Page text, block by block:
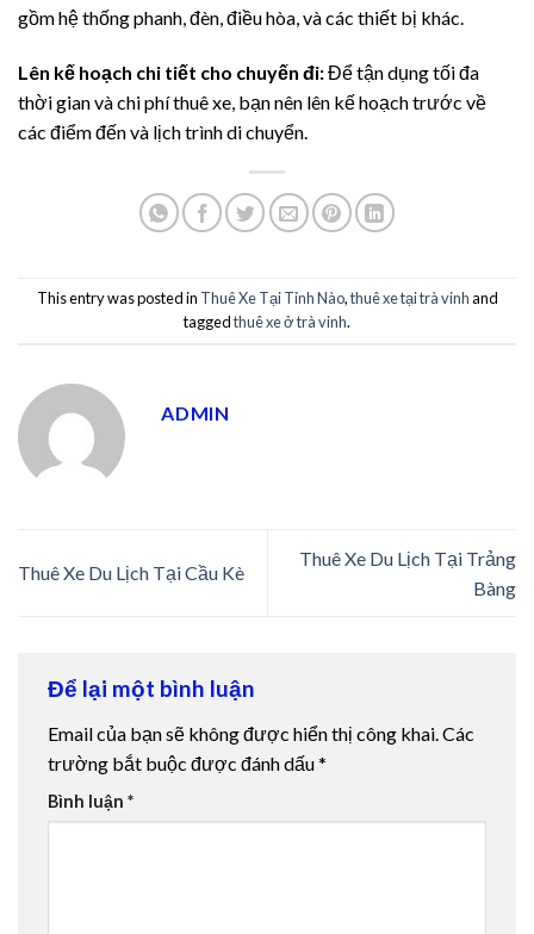
gồm hệ thống phanh, đèn, điều hòa, và các thiết bị khác.
Lên kế hoạch chi tiết cho chuyến đi:Để tận dụng tối đa
thời gian và chi phí thuê xe, bạn nên lên kế hoạch trước về
các điểm đến và lịch trình di chuyển.
This entry was posted in Thuê Xe Tại Tỉnh Nào,thuê xe tại trà vinhand
taggedthuê xe ở trà vinh.
ADMIN
Thuê Xe Du Lịch Tại Cầu Kè
Thuê Xe Du Lịch Tại Trảng
Bàng
Để lại một bình luận
Email của bạn sẽ không được hiển thị công khai. Các
trường bắt buộc được đánh dấu*
Bình luận *